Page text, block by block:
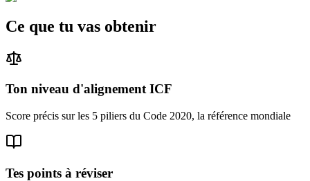
Ce que tu vas obtenir
Ton niveau d'alignement ICF
Score précis sur les 5 piliers du Code 2020, la référence mondiale
Tes points à réviser